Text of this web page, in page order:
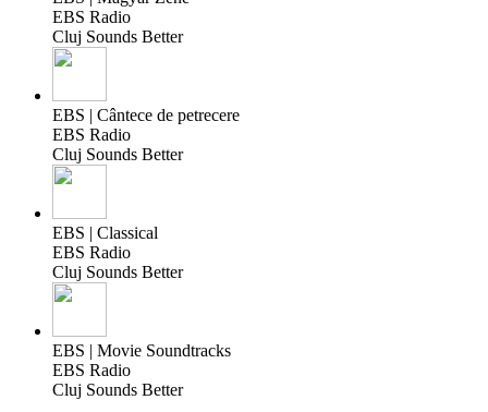
EBS Radio
Cluj Sounds Better
EBS | Cântece de petrecere
EBS Radio
Cluj Sounds Better
EBS | Classical
EBS Radio
Cluj Sounds Better
EBS | Movie Soundtracks
EBS Radio
Cluj Sounds Better